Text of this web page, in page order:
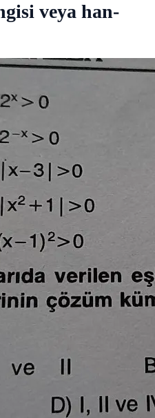
veya han-